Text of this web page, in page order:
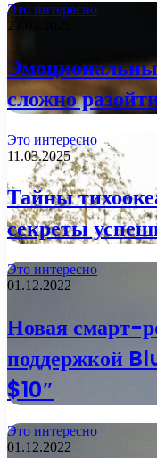
Это интересно
27.03.2025
сложно
Это интересно
11.03.2025
Тайны
секреты
Это интересно
01.12.2022
Новая смарт-
поддержкой
$10″
Это интересно
01.12.2022